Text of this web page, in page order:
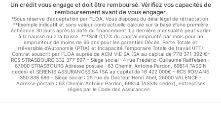
Un crédit vous engage et doit être remboursé. Vérifiez vos capacités de
remboursement avant de vous engager.
*Sous réserve d’acceptation par FLOA. Vous disposez du délai légal de rétractation.
**Exemple indicatif et sans valeur contractuelle calculé sur la base d'une première
échéance 30 jours après la date du financement. La dernière mensualité peut varier
à la hausse ou à la baisse. ***Soit 0,17% du capital emprunté par mois pour un
emprunteur de moins de 66 ans pour les garanties Décès, Perte Totale et
Irréversible d'Autonomie (PTIA) et Incapacité Temporaire Totale de travail (ITT).
Contrat souscrit par FLOA auprès de ACM VIE SA (SA au capital de 778 371 392 €–
RCS STRASBOURG 332 377 597 – Siège social : 4 rue Frédéric-Guillaume Raiffeisen -
67000 STRASBOURG Adresse postale : 63 Chemin Antoine Pardon, 69814 TASSIN
cedex) et SERENIS ASSURANCES SA (SA au capital de 16 422 000€ – RCS ROMANS
350 838 686 – Siège social : 25 rue du Docteur Henri Abel, 26000 VALENCE -
Adresse postale : 63 Chemin Antoine Pardon, 69814 TASSIN cedex), entreprises
régies par le Code des Assurances.